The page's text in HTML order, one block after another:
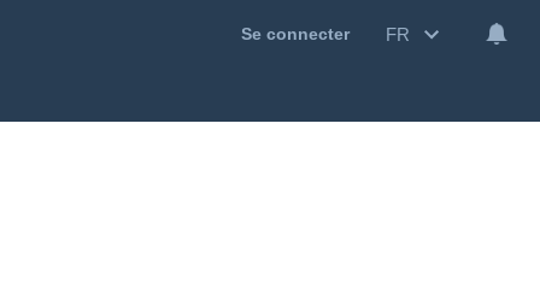
Se connecter FR